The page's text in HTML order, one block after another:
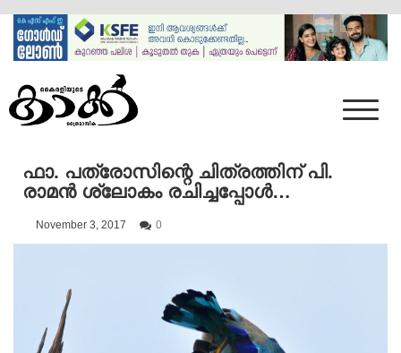
content
ഫാ. പത്രോസിന്റെ ചിത്രത്തിന് പി.
രാമൻ ശ്ലോകം രചിച്ചപ്പോൾ…
November 3, 2017 0